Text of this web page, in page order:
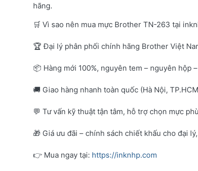
hãng.
🛒 Vì sao nên mua mực Brother TN-263 tại
🏆 Đại lý phân phối chính hãng Brother Việt
📦 Hàng mới 100%, nguyên tem – nguyên hộp
🚚 Giao hàng nhanh toàn quốc (Hà Nội,
💬 Tư vấn kỹ thuật tận tâm, hỗ trợ chọn mực
🎁 Giá ưu đãi – chính sách chiết khấu cho đại
👉 Mua ngay tại: https://inknhp.com